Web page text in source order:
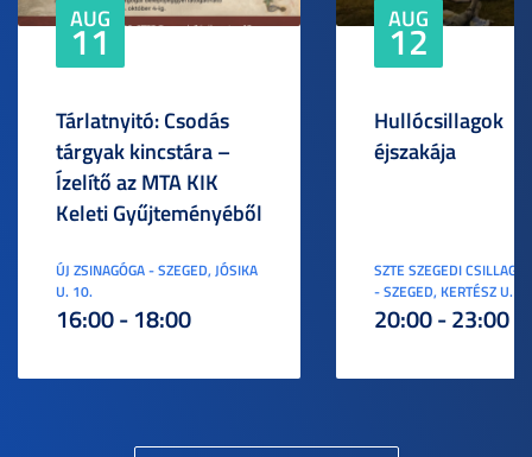
AUG
11
Tárlatnyitó: Csodás
tárgyak kincstára –
Ízelítő az MTA KIK
Keleti Gyűjteményéből
ÚJ ZSINAGÓGA - SZEGED, JÓSIKA
U. 10.
16:00 - 18:00
AUG
12
Hullócsillagok
éjszakája
SZTE SZEGEDI
- SZEGED, KERTÉSZ U. 3.
20:00 - 23:00